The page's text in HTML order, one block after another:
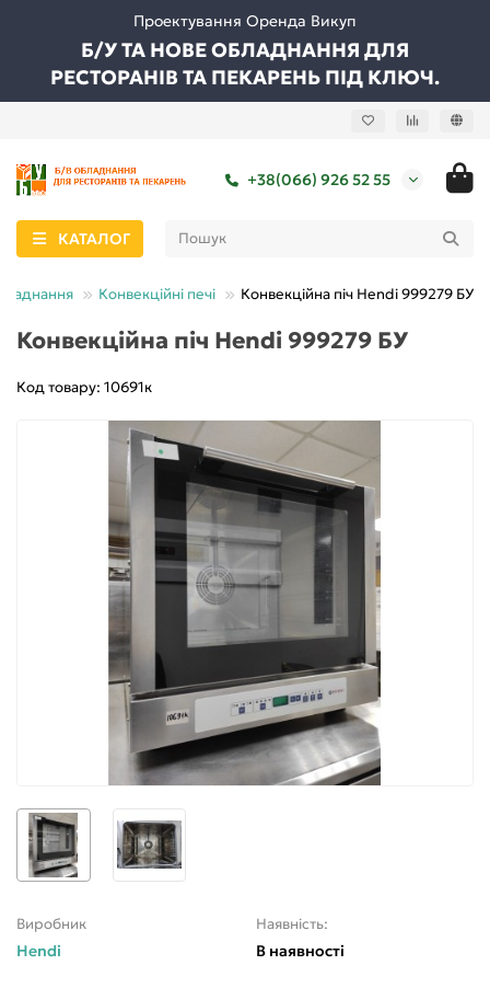
Проектування Оренда Викуп
Б/У ТА НОВЕ ОБЛАДНАННЯ ДЛЯ
РЕСТОРАНІВ ТА ПЕКАРЕНЬ ПІД КЛЮЧ.
+38(066) 926 52 55
КАТАЛОГ
Конвекційні печі Конвекційна піч Hendi 999279 БУ
Конвекційна піч Hendi 999279 БУ
Код товару: 10691к
Виробник
Hendi
Наявність:
В наявності